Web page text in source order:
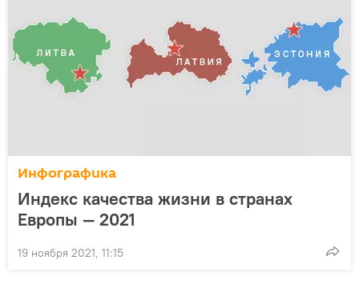
Инфографика
Индекс качества жизни в странах
Европы — 2021
19 ноября 2021, 11:15